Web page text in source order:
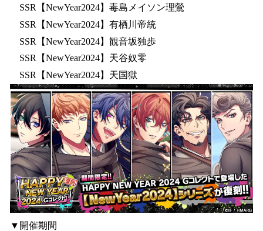
SSR【NewYear2024】毒島メイソン理鶯
SSR【NewYear2024】有栖川帝統
SSR【NewYear2024】観音坂独歩
SSR【NewYear2024】天谷奴零
SSR【NewYear2024】天国獄
▼開催期間